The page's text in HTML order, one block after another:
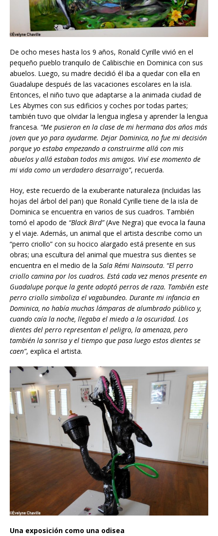
De ocho meses hasta los 9 años, Ronald Cyrille vivió en el
pequeño pueblo tranquilo de Calibischie en Dominica con sus
abuelos. Luego, su madre decidió él iba a quedar con ella en
Guadalupe después de las vacaciones escolares en la isla.
Entonces, el niño tuvo que adaptarse a la animada ciudad de
Les Abymes con sus edificios y coches por todas partes;
también tuvo que olvidar la lengua inglesa y aprender la lengua
francesa. “Me pusieron en la clase de mi hermana dos años más
joven que yo para ayudarme. Dejar Dominica, no fue mi decisión
porque yo estaba empezando a construirme allá con mis
abuelos y allá estaban todos mis amigos. Viví ese momento de
mi vida como un verdadero desarraigo”, recuerda.
Hoy, este recuerdo de la exuberante naturaleza (incluidas las
hojas del árbol del pan) que Ronald Cyrille tiene de la isla de
Dominica se encuentra en varios de sus cuadros. También
tomó el apodo de “Black Bird”(Ave Negra) que evoca la fauna
y el viaje. Además, un animal que el artista describe como un
“perro criollo” con su hocico alargado está presente en sus
obras; una escultura del animal que muestra sus dientes se
encuentra en el medio de la Sala Rémi Nainsouta. “El perro
criollo camina por los cuadros. Está cada vez menos presente en
Guadalupe porque la gente adoptó perros de raza. También este
perro criollo simboliza el vagabundeo. Durante mi infancia en
Dominica, no había muchas lámparas de alumbrado público y,
cuando caía la noche, llegaba el miedo a la oscuridad. Los
dientes del perro representan el peligro, la amenaza, pero
también la sonrisa y el tiempo que pasa luego estos dientes se
caen”, explica el artista.
Una exposición como una odisea